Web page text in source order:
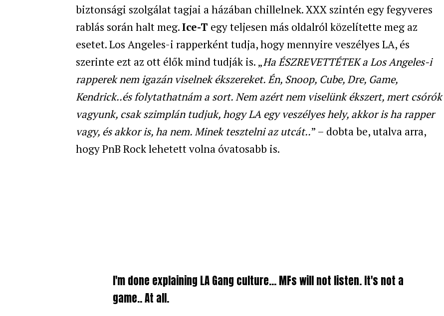
biztonsági szolgálat tagjai a házában chillelnek. XXX szintén egy fegyveres
rablás során halt meg.Ice-T egy teljesen más oldalról közelítette meg az
esetet. Los Angeles-i rapperként tudja, hogy mennyire veszélyes LA, és
szerinte ezt az ott élők mind tudják is. „Ha ÉSZREVETTÉTEK a Los Angeles-i
rapperek nem igazán viselnek ékszereket. Én, Snoop, Cube, Dre, Game,
Kendrick..és folytathatnám a sort. Nem azért nem viselünk ékszert, mert csórók
vagyunk, csak szimplán tudjuk, hogy LA egy veszélyes hely, akkor is ha rapper
vagy, és akkor is, ha nem. Minek tesztelni az utcát..” – dobta be, utalva arra,
hogy PnB Rock lehetett volna óvatosabb is.
I'm done explaining LA Gang culture… MFs will not listen. It's not a
game.. At all.